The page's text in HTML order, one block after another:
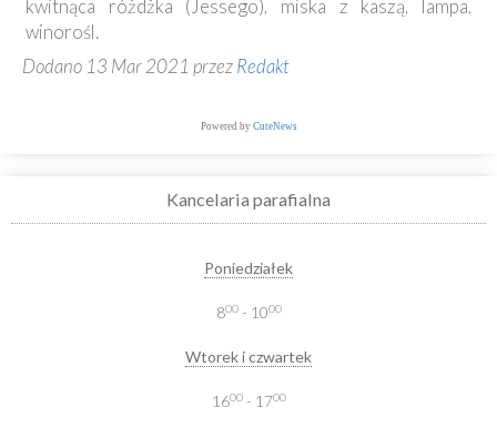
kwitnąca różdżka (Jessego), miska z kaszą, lampa,
winorośl.
Dodano 13 Mar 2021 przezRedakt
Powered by CuteNews
Kancelaria parafialna
Poniedziałek
800- 1000
Wtorek i czwartek
1600- 1700